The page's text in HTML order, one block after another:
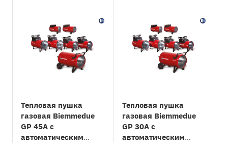
Тепловая пушка
газовая Biemmedue
GP 45А с
автоматическим
Тепловая пушка
газовая Biemmedue
GP 30А с
автоматическим